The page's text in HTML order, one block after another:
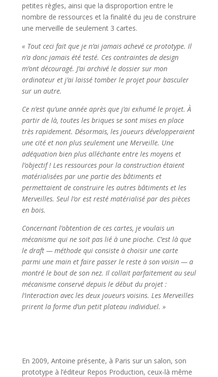
petites règles, ainsi que la disproportion entre le
nombre de ressources et la finalité du jeu de construire
une merveille de seulement 3 cartes.
« Tout ceci fait que je n’ai jamais achevé ce prototype. Il
n’a donc jamais été testé. Ces contraintes de design
m’ont découragé. J’ai archivé le dossier sur mon
ordinateur et j’ai laissé tomber le projet pour basculer
sur un autre.
Ce n’est qu’une année après que j’ai exhumé le projet. À
partir de là, toutes les briques se sont mises en place
très rapidement. Désormais, les joueurs développeraient
une cité et non plus seulement une Merveille. Une
adéquation bien plus alléchante entre les moyens et
l’objectif ! Les ressources pour la construction étaient
matérialisées par une partie des bâtiments et
permettaient de construire les autres bâtiments et les
Merveilles. Seul l’or est resté matérialisé par des pièces
en bois.
Concernant l’obtention de ces cartes, je voulais un
mécanisme qui ne soit pas lié à une pioche. C’est là que
le draft — méthode qui consiste à choisir une carte
parmi une main et faire passer le reste à son voisin — a
montré le bout de son nez. Il collait parfaitement au seul
mécanisme conservé depuis le début du projet :
l’interaction avec les deux joueurs voisins. Les Merveilles
prirent la forme d’un petit plateau individuel. »
En 2009, Antoine présente, à Paris sur un salon, son
prototype à l’éditeur Repos Production, ceux-là même